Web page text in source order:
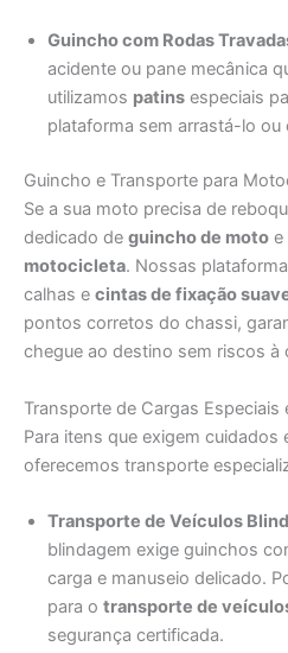
Guincho com Rodas
acidente ou pane mecânica
utilizamos patins especiais
plataforma sem arrastá-lo ou
Guincho e Transporte para
Se a sua moto precisa de
dedicado de guincho de moto e
motocicleta. Nossas
calhas e cintas de fixação
pontos corretos do chassi,
chegue ao destino sem riscos à
Transporte de Cargas Especiais
Para itens que exigem cuidados
oferecemos transporte
Transporte de Veículos
blindagem exige guinchos
carga e manuseio delicado.
para o transporte de
segurança certificada.